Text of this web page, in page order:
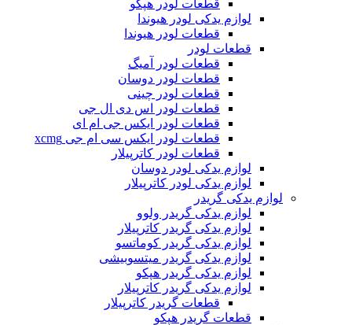
قطعات لودر هپکو
لوازم یدکی لودر هیوندا
قطعات لودر هیوندا
قطعات لودر
قطعات لودر آمیگ
قطعات لودر دوسان
قطعات لودر چینی
قطعات لودر اس دی ال جی
قطعات لودر ایکس جی ام ای
قطعات لودر ایکس سی ام جی xcmg
قطعات لودر کاترپیلار
لوازم یدکی لودر دوسان
لوازم یدکی لودر کاترپیلار
لوازم یدکی گریدر
لوازم یدکی گریدر ولوو
لوازم یدکی گریدر کاترپیلار
لوازم یدکی گریدر کوماتسو
لوازم یدکی گریدر میتسوبیشی
لوازم یدکی گریدر هپکو
لوازم یدکی گریدر کاترپیلار
قطعات گریدر کاترپیلار
قطعات گریدر هپکو